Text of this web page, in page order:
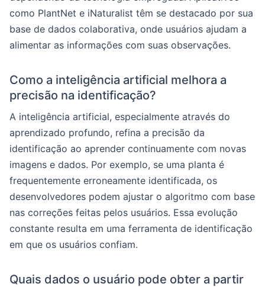
como PlantNet e iNaturalist têm se destacado por sua
base de dados colaborativa, onde usuários ajudam a
alimentar as informações com suas observações.
Como a inteligência artificial melhora a
precisão na identificação?
A inteligência artificial, especialmente através do
aprendizado profundo, refina a precisão da
identificação ao aprender continuamente com novas
imagens e dados. Por exemplo, se uma planta é
frequentemente erroneamente identificada, os
desenvolvedores podem ajustar o algoritmo com base
nas correções feitas pelos usuários. Essa evolução
constante resulta em uma ferramenta de identificação
em que os usuários confiam.
Quais dados o usuário pode obter a partir